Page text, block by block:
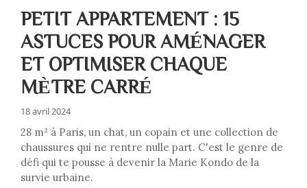
PETIT APPARTEMENT : 15
ASTUCES POUR AMÉNAGER
ET OPTIMISER CHAQUE
MÈTRE CARRÉ
18 avril 2024
28 m² à Paris, un chat, un copain et une collection de
chaussures qui ne rentre nulle part. C'est le genre de
défi qui te pousse à devenir la Marie Kondo de la
survie urbaine.